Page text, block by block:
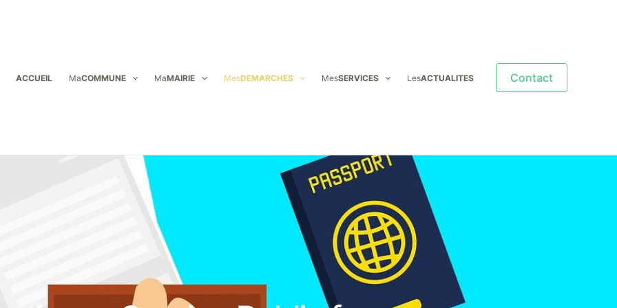
ACCUEIL MaCOMMUNE MaMAIRIE MesDEMARCHES MesSERVICES LesACTUALITES Contact